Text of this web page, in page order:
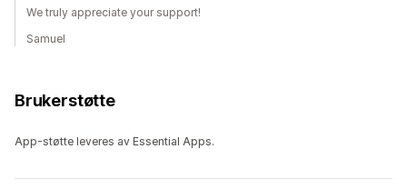
We truly appreciate your support!
Samuel
Brukerstøtte
App-støtte leveres av Essential Apps.